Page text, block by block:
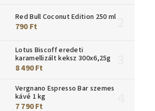
Red Bull Coconut Edition 250 ml
790 Ft
Lotus Biscoff eredeti
karamellizált keksz 300x6,25g
8 490 Ft
Vergnano Espresso Bar szemes
kávé 1 kg
7 790 Ft